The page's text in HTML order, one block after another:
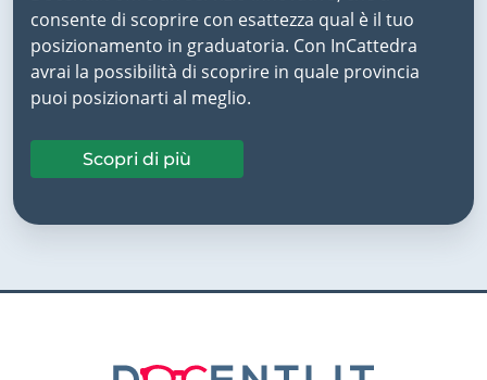
consente di scoprire con esattezza qual è il tuo
posizionamento in graduatoria. Con InCattedra
avrai la possibilità di scoprire in quale provincia
puoi posizionarti al meglio.
Scopri di più